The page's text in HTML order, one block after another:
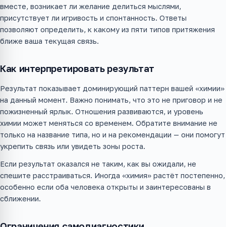
вместе, возникает ли желание делиться мыслями,
присутствует ли игривость и спонтанность. Ответы
позволяют определить, к какому из пяти типов притяжения
ближе ваша текущая связь.
Как интерпретировать результат
Результат показывает доминирующий паттерн вашей «химии»
на данный момент. Важно понимать, что это не приговор и не
пожизненный ярлык. Отношения развиваются, и уровень
химии может меняться со временем. Обратите внимание не
только на название типа, но и на рекомендации — они помогут
укрепить связь или увидеть зоны роста.
Если результат оказался не таким, как вы ожидали, не
спешите расстраиваться. Иногда «химия» растёт постепенно,
особенно если оба человека открыты и заинтересованы в
сближении.